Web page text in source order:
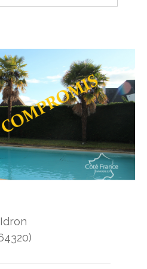
Idron
PARKING